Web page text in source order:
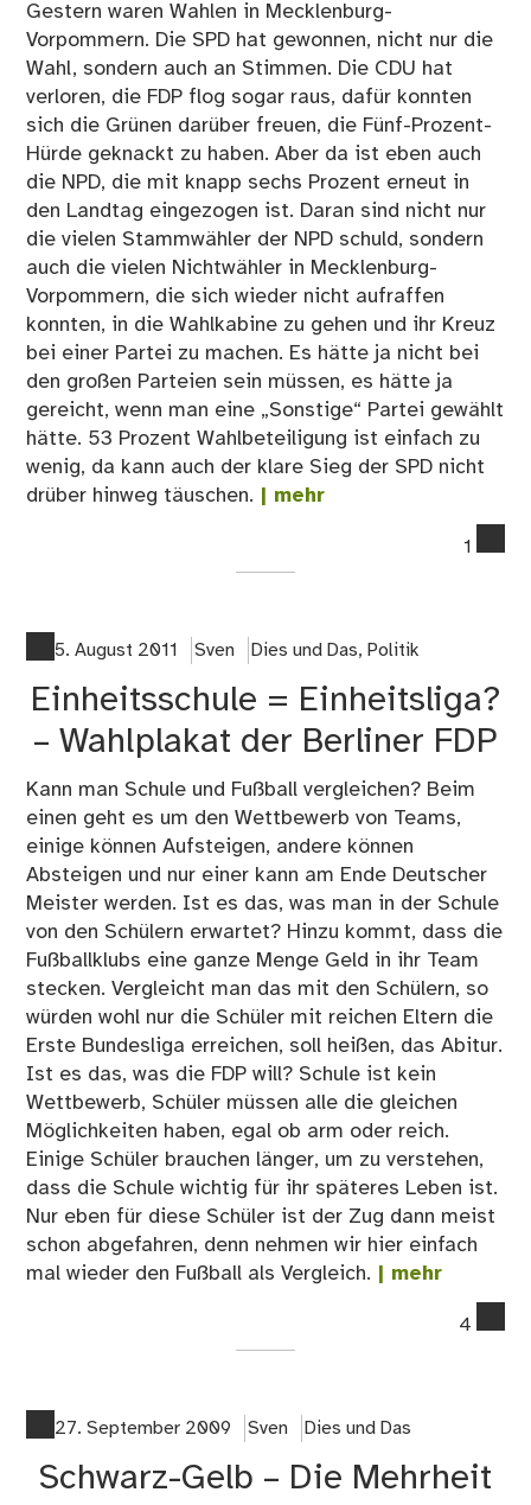
Gestern waren Wahlen in Mecklenburg-
Vorpommern. Die SPD hat gewonnen, nicht nur die
Wahl, sondern auch an Stimmen. Die CDU hat
verloren, die FDP flog sogar raus, dafür konnten
sich die Grünen darüber freuen, die Fünf-Prozent-
Hürde geknackt zu haben. Aber da ist eben auch
die NPD, die mit knapp sechs Prozent erneut in
den Landtag eingezogen ist. Daran sind nicht nur
die vielen Stammwähler der NPD schuld, sondern
auch die vielen Nichtwähler in Mecklenburg-
Vorpommern, die sich wieder nicht aufraffen
konnten, in die Wahlkabine zu gehen und ihr Kreuz
bei einer Partei zu machen. Es hätte ja nicht bei
den großen Parteien sein müssen, es hätte ja
gereicht, wenn man eine „Sonstige“ Partei gewählt
hätte. 53 Prozent Wahlbeteiligung ist einfach zu
wenig, da kann auch der klare Sieg der SPD nicht
drüber hinweg täuschen. | mehr
1
5. August 2011 Sven Dies und Das, Politik
Einheitsschule = Einheitsliga?
– Wahlplakat der Berliner FDP
Kann man Schule und Fußball vergleichen? Beim
einen geht es um den Wettbewerb von Teams,
einige können Aufsteigen, andere können
Absteigen und nur einer kann am Ende Deutscher
Meister werden. Ist es das, was man in der Schule
von den Schülern erwartet? Hinzu kommt, dass die
Fußballklubs eine ganze Menge Geld in ihr Team
stecken. Vergleicht man das mit den Schülern, so
würden wohl nur die Schüler mit reichen Eltern die
Erste Bundesliga erreichen, soll heißen, das Abitur.
Ist es das, was die FDP will? Schule ist kein
Wettbewerb, Schüler müssen alle die gleichen
Möglichkeiten haben, egal ob arm oder reich.
Einige Schüler brauchen länger, um zu verstehen,
dass die Schule wichtig für ihr späteres Leben ist.
Nur eben für diese Schüler ist der Zug dann meist
schon abgefahren, denn nehmen wir hier einfach
mal wieder den Fußball als Vergleich. | mehr
4
27. September 2009 Sven Dies und Das
Schwarz-Gelb – Die Mehrheit